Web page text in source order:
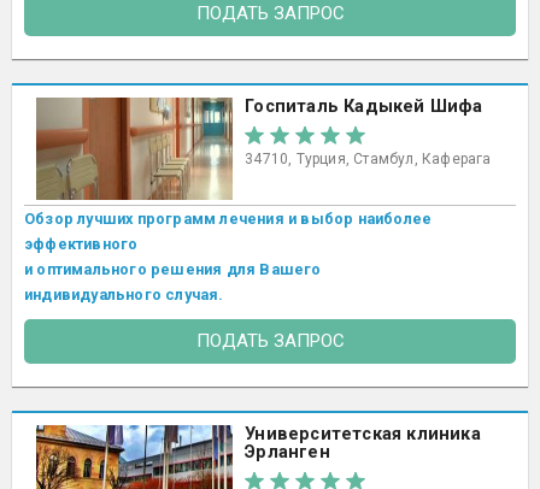
ПОДАТЬ ЗАПРОС
Госпиталь Кадыкей Шифа
34710, Турция, Стамбул, Каферага
Обзор лучших программ лечения и выбор наиболее
эффективного
и оптимального решения для Вашего
индивидуального случая.
ПОДАТЬ ЗАПРОС
Университетская клиника
Эрланген